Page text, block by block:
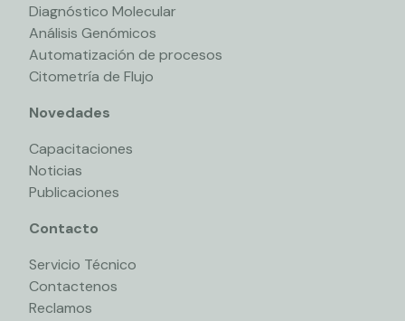
Diagnóstico Molecular
Análisis Genómicos
Automatización de procesos
Citometría de Flujo
Novedades
Capacitaciones
Noticias
Publicaciones
Contacto
Servicio Técnico
Contactenos
Reclamos